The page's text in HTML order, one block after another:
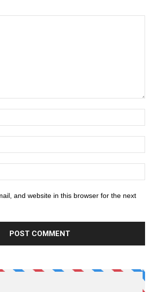
and website in this browser for the next